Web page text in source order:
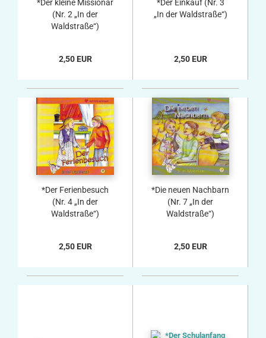
*Der kleine Missionar
(Nr. 2 „In der
Waldstraße“)
2,50 EUR
*Der Einkauf (Nr. 3
„In der Waldstraße“)
2,50 EUR
*Der Ferienbesuch
(Nr. 4 „In der
Waldstraße“)
2,50 EUR
*Die neuen Nachbarn
(Nr. 7 „In der
Waldstraße“)
2,50 EUR